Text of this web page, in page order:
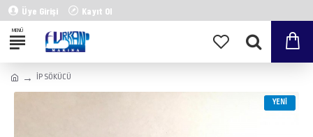
Üye Girişi Kayıt Ol
İP SÖKÜCÜ
YENI